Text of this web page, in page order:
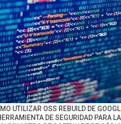
UTILIZAR OSS REBUILD DE
DE SEGURIDAD PARA